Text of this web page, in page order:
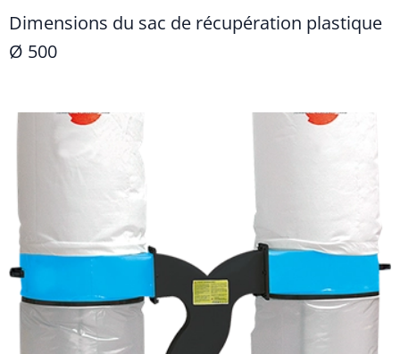
Dimensions du sac de récupération plastique
Ø 500